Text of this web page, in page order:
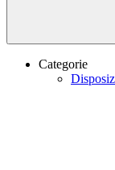
Categorie